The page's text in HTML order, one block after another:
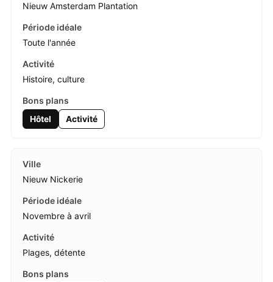
Nieuw Amsterdam Plantation
Toute l'année
Histoire, culture
Hôtel Activité
Nieuw Nickerie
Novembre à avril
Plages, détente